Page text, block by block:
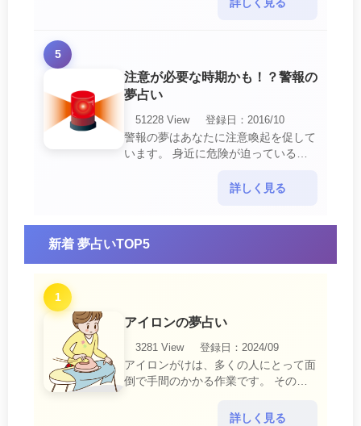
5
注意が必要な時期かも！？警報の
夢占い
51228 View
登録日：2016/10
警報の夢はあなたに注意喚起を促して
います。 身近に危険が迫っている暗
て危機を回避する事が必要です。 ま
詳しく見る
新着 夢占いTOP5
1
アイロンの夢占い
3281 View
登録日：2024/09
アイロンがけは、多くの人にとって面
倒で手間のかかる作業です。 そのた
中で感じるわずらわしさやストレスか
詳しく見る